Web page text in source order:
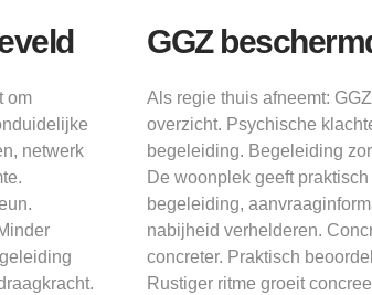
om
netwerk
GGZ
Als regie thuis afneemt:
overzicht. Psychische
begeleiding. Begeleiding
De woonplek geeft
begeleiding,
nabijheid verhelderen.
concreter. Praktisch
Rustiger ritme groeit